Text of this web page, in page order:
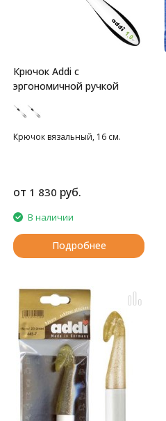
Крючок Addi с
эргономичной ручкой
Крючок вязальный, 16 см.
от 1 830 руб.
В наличии
Подробнее